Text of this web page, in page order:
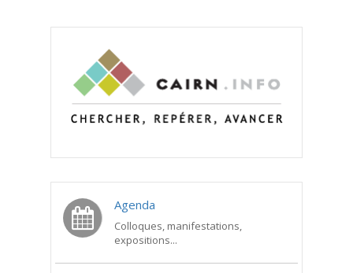
Agenda
Colloques, manifestations,
expositions...